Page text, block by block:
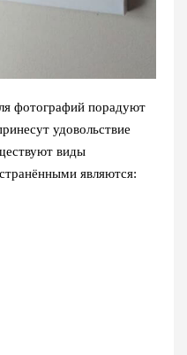
фотографий порадуют
удовольствие
виды
являются: